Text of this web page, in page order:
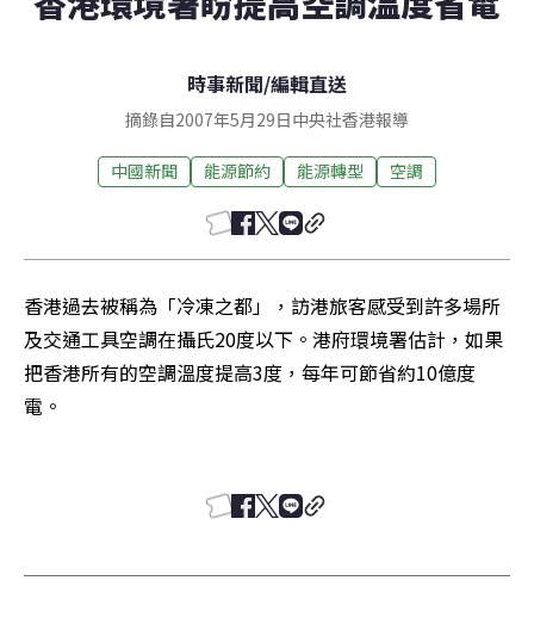
時事新聞/編輯直送
摘錄自2007年5月29日中央社香港報導
中國新聞 能源節約 能源轉型 空調
香港過去被稱為「冷凍之都」，訪港旅客感受到許多場所
及交通工具空調在攝氏20度以下。港府環境署估計，如果
把香港所有的空調溫度提高3度，每年可節省約10億度
電。